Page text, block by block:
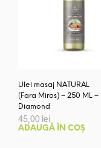
Ulei masaj NATURAL
(Fara Miros) – 250 ML –
Diamond
45,00 lei
ADAUGĂ ÎN COȘ